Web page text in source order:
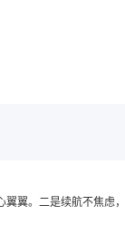
翼。二是续航不焦虑